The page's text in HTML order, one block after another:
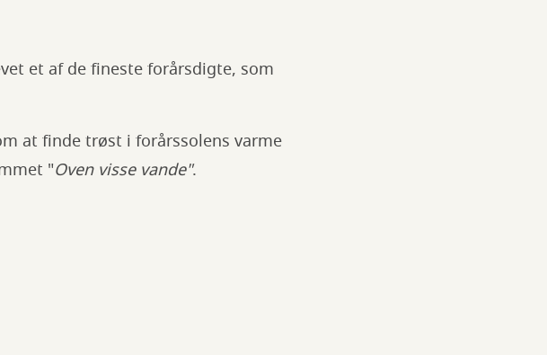
et af de fineste forårsdigte, som
at finde trøst i forårssolens varme
"Oven visse vande".